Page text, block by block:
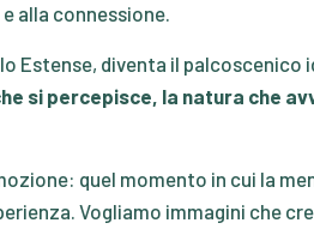
alla connessione.
Estense, diventa il
si percepisce, la natura che
quel momento in cui la
Vogliamo immagini che